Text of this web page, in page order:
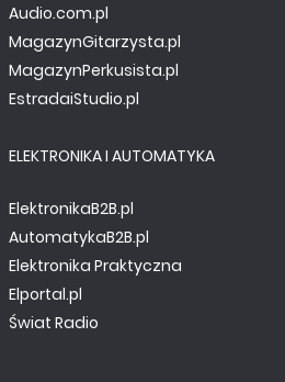
Audio.com.pl
MagazynGitarzysta.pl
MagazynPerkusista.pl
EstradaiStudio.pl
ELEKTRONIKA I AUTOMATYKA
ElektronikaB2B.pl
AutomatykaB2B.pl
Elektronika Praktyczna
Elportal.pl
Świat Radio